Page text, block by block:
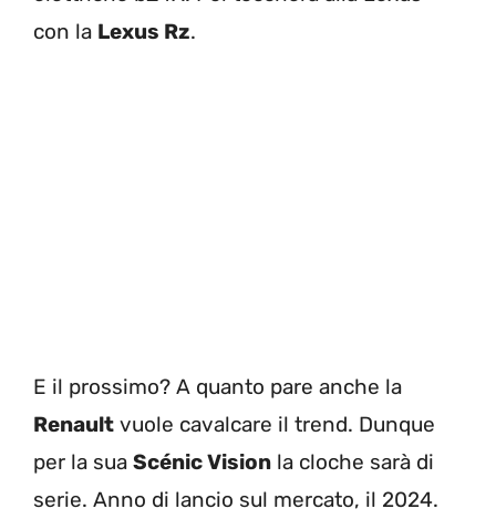
con la Lexus Rz.
E il prossimo? A quanto pare anche la
Renault vuole cavalcare il trend. Dunque
per la sua Scénic Vision la cloche sarà di
serie. Anno di lancio sul mercato, il 2024.